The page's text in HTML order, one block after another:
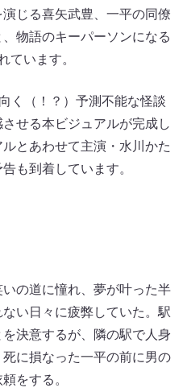
じる喜矢武豊、一平の同僚
物語のキーパーソンになる
ています。
く（！？）予測不能な怪談
せる本ビジュアルが完成し
とあわせて主演・水川かた
も到着しています。
の道に憧れ、夢が叶った半
い日々に疲弊していた。駅
決意するが、隣の駅で人身
に損なった一平の前に男の
をする。